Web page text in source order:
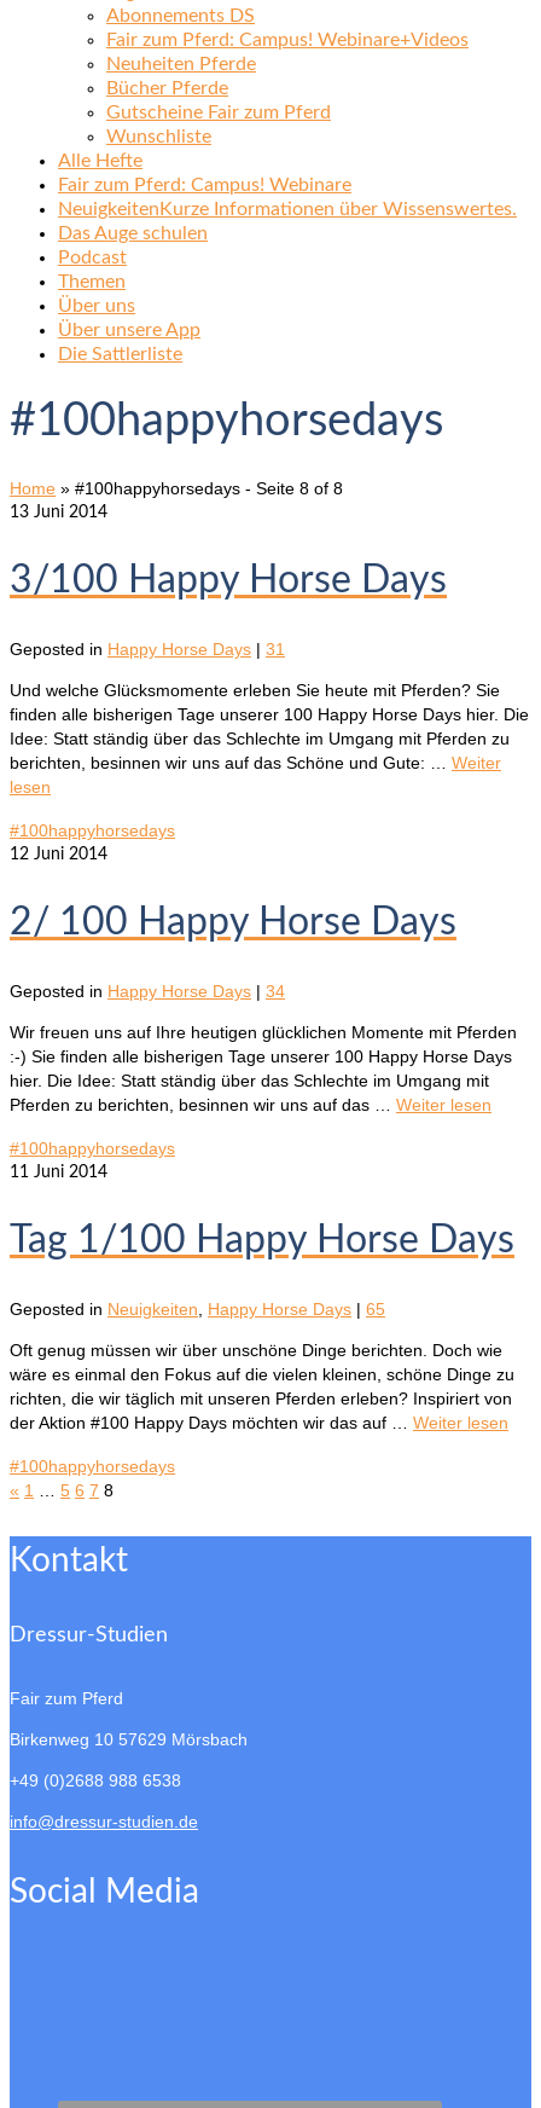
Abonnements DS
Fair zum Pferd: Campus! Webinare+Videos
Neuheiten Pferde
Bücher Pferde
Gutscheine Fair zum Pferd
Wunschliste
Alle Hefte
Fair zum Pferd: Campus! Webinare
Neuigkeiten Kurze Informationen über Wissenswertes.
Das Auge schulen
Podcast
Themen
Über uns
Über unsere App
Die Sattlerliste
#100happyhorsedays
Home » #100happyhorsedays - Seite 8 of 8
13 Juni 2014
3/100 Happy Horse Days
Geposted in Happy Horse Days | 31
Und welche Glücksmomente erleben Sie heute mit Pferden? Sie
finden alle bisherigen Tage unserer 100 Happy Horse Days hier. Die
Idee: Statt ständig über das Schlechte im Umgang mit Pferden zu
berichten, besinnen wir uns auf das Schöne und Gute: … Weiter
lesen
#100happyhorsedays
12 Juni 2014
2/ 100 Happy Horse Days
Geposted in Happy Horse Days | 34
Wir freuen uns auf Ihre heutigen glücklichen Momente mit Pferden
:-) Sie finden alle bisherigen Tage unserer 100 Happy Horse Days
hier. Die Idee: Statt ständig über das Schlechte im Umgang mit
Pferden zu berichten, besinnen wir uns auf das … Weiter lesen
#100happyhorsedays
11 Juni 2014
Tag 1/100 Happy Horse Days
Geposted in Neuigkeiten Happy Horse Days | 65
Oft genug müssen wir über unschöne Dinge berichten. Doch wie
wäre es einmal den Fokus auf die vielen kleinen, schöne Dinge zu
richten, die wir täglich mit unseren Pferden erleben? Inspiriert von
der Aktion #100 Happy Days möchten wir das auf … Weiter lesen
#100happyhorsedays
« 1 5 6 7 8
Kontakt
Dressur-Studien
Fair zum Pferd
Birkenweg 10 57629 Mörsbach
+49 (0)2688 988 6538
info@dressur-studien.de
Social Media